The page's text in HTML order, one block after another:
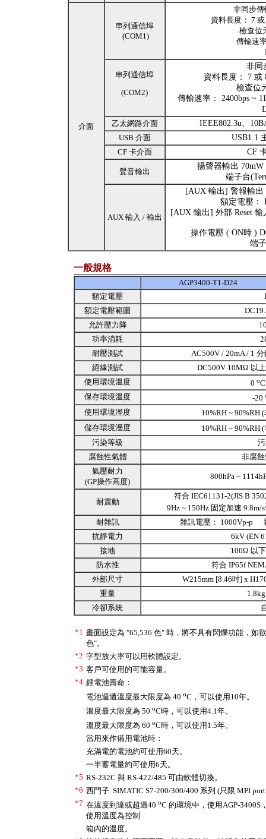
介面
串列通信埠
(COM1)
非同步傳
資料長度： 7
檢查位
傳輸速
串列通信埠
(COM2)
非同
資料長度： 7
檢查位
傳輸速率： 2400bps ~
乙太網路介面
IEEE802.3u、
USB 介面
USB1.1
CF 卡介面
CF
聲音輸出
揚聲器輸出
端子台
AUX 輸入 / 輸出
[AUX 輸出] 警報輸出
額定電壓：
[AUX 輸出] 外部 Reset
操作電壓 ( ON時 )
端
一般規格
AGP3400-T1-D24
額定電壓
額定電壓範圍
允許壓力降
功率消耗
耐壓測試
AC500V / 20mA / 1
絕緣測試
DC500V 10MΩ 以
使用環境溫度
0 o
保存環境溫度
-20
使用環境溼度
10%RH ~ 90%RH
儲存環境溼度
10%RH ~ 90%RH
污染等級
腐蝕性氣體
非腐
氣壓耐力
(GP操作高度)
800hPa ~
耐震動
符合 IEC61131-2(JIS B
9Hz ~ 150Hz 固定加速 9.8m/s
耐雜訊
雜訊電壓： 1000Vp-p
抗靜電力
6kV (EN
接地
100Ω 以
防水性
符合 IP65f
外部尺寸
W215mm [8.46吋] x
重量
冷卻系統
*1 畫面設定為 "65,536 色" 時，將不具有閃爍功能，如
色"。
*2 字型放大率可以用軟體設定。
*3 客戶可使用的可能容量。
*4 鋰電池壽命：
電池週遭溫度最大限度為 40 oC，可以使用10年。
溫度最大限度為 50 oC時，可以使用4.1年。
溫度最大限度為 60 oC時，可以使用1.5年。
當用來作備用電池時：
充滿電的電池約可使用60天。
一半蓄電量約可使用6天。
*5 RS-232C 與 RS-422/485 可由軟體切換。
*6 西門子 SIMATIC S7-200/300/400 系列 (只限 MPI
*7 在溫度到達或超過40 oC 的環境中，使用AGP-
使用溫度為控制
箱內的溫度。